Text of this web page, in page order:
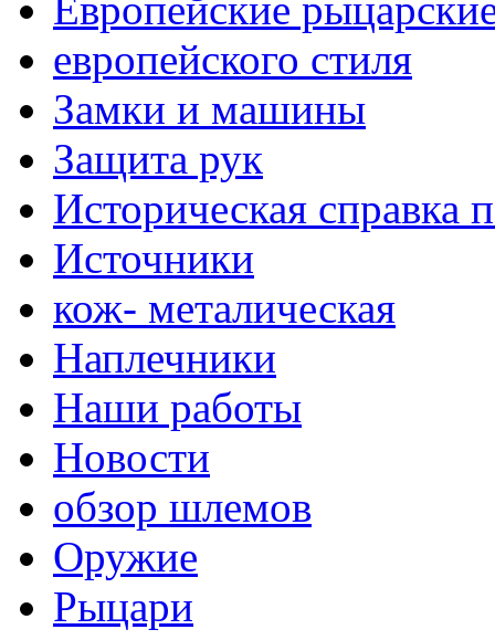
Европейские
европейского стиля
Замки и машины
Защита рук
Историческая справка
Источники
кож- металическая
Наплечники
Наши работы
Новости
обзор шлемов
Оружие
Рыцари